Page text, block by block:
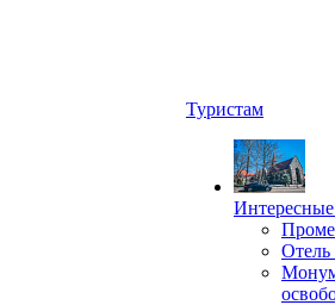
Туристам
Интересные